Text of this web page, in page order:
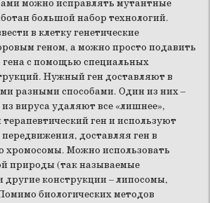
можно исправлять мутантные
большой набор технологий.
в клетку генетические
геном, а можно просто подавить
гена с помощью специальных
Нужный ген доставляют в
разными способами. Один из них –
вируса удаляют все «лишнее»,
ген и используют
передвижения, доставляя ген в
хромосомы. Можно использовать
природы (так называемые
конструкции – липосомы,
биологических методов